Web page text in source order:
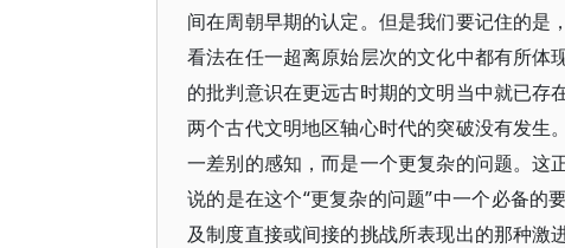
间在周朝早期的认定。但是我们要记住的是
看法在任一超离原始层次的文化中都有所体
的批判意识在更远古时期的文明当中就已存
两个古代文明地区轴心时代的突破没有发生
一差别的感知，而是一个更复杂的问题。这
说的是在这个“更复杂的问题”中一个必备
及制度直接或间接的挑战所表现出的那种